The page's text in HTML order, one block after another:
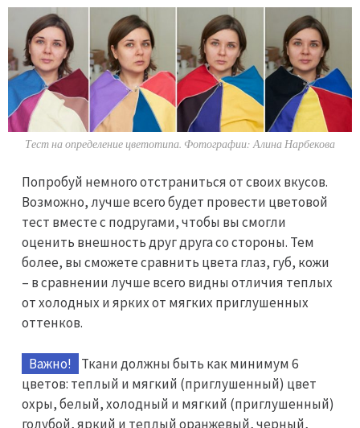
Тест на определение цветотипа. Фотографии: Алина Нарбекова
Попробуй немного отстраниться от своих вкусов.
Возможно, лучше всего будет провести цветовой
тест вместе с подругами, чтобы вы смогли
оценить внешность друг друга со стороны. Тем
более, вы сможете сравнить цвета глаз, губ, кожи
– в сравнении лучше всего видны отличия теплых
от холодных и ярких от мягких приглушенных
оттенков.
Важно!
Ткани должны быть как минимум 6
цветов: теплый и мягкий (приглушенный) цвет
охры, белый, холодный и мягкий (приглушенный)
голубой, яркий и теплый оранжевый, черный,